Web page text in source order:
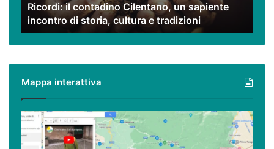
storia,
cultura
e
tradizioni
Ricordi: il contadino Cilentano, un sapiente
incontro di storia, cultura e tradizioni
Mappa interattiva
Cilento,
Vallo
di